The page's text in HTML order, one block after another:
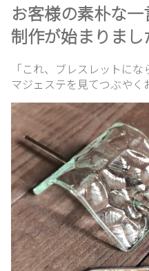
お客様の素朴な
制作が始まりまし
「これ、ブレスレットにな
マジェステを見てつぶやく